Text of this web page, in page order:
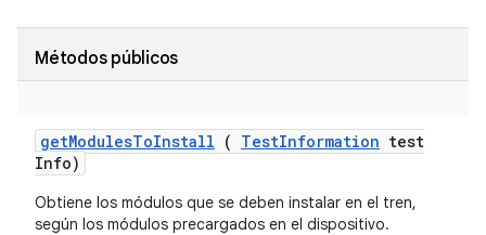
Métodos públicos
getModulesToInstall ( TestInformation test
Info)
Obtiene los módulos que se deben instalar en el tren,
según los módulos precargados en el dispositivo.